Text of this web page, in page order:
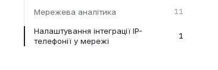
Мережева аналітика 11
Налаштування інтеграції IP-
телефонії у мережі
1